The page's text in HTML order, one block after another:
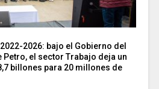
2026: bajo el Gobierno del
el sector Trabajo deja un
billones para 20 millones de